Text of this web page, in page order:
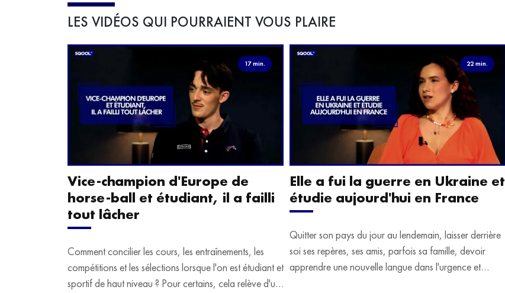
LES VIDÉOS QUI POURRAIENT VOUS PLAIRE
17 min.
Vice-champion d'Europe de
horse-ball et étudiant, il a failli
tout lâcher
Comment concilier les cours, les entraînements, les
compétitions et les sélections lorsque l'on est étudiant et
sportif de haut niveau ? Pour certains, cela relève d'un
22 min.
Elle a fui la guerre en Ukraine et
étudie aujourd'hui en France
Quitter son pays du jour au lendemain, laisser derrière
soi ses repères, ses amis, parfois sa famille, devoir
apprendre une nouvelle langue dans l'urgence et